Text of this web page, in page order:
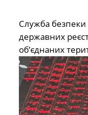
Служба безпеки
державних
об’єднаних